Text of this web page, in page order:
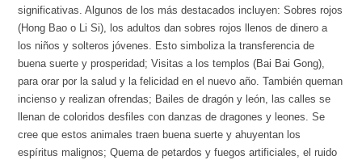
significativas. Algunos de los más destacados incluyen: Sobres rojos
(Hong Bao o Li Si), los adultos dan sobres rojos llenos de dinero a
los niños y solteros jóvenes. Esto simboliza la transferencia de
buena suerte y prosperidad; Visitas a los templos (Bai Bai Gong),
para orar por la salud y la felicidad en el nuevo año. También queman
incienso y realizan ofrendas; Bailes de dragón y león, las calles se
llenan de coloridos desfiles con danzas de dragones y leones. Se
cree que estos animales traen buena suerte y ahuyentan los
espíritus malignos; Quema de petardos y fuegos artificiales, el ruido